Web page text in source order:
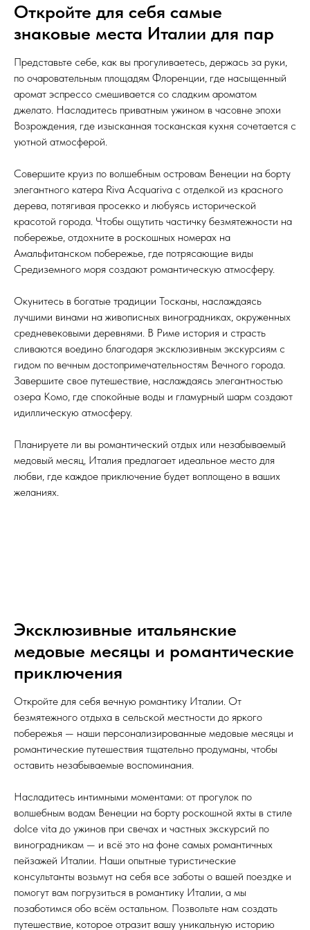
Откройте для себя самые
знаковые места Италии для пар
Представьте себе, как вы прогуливаетесь, держась за руки,
по очаровательным площадям Флоренции, где насыщенный
аромат эспрессо смешивается со сладким ароматом
джелато. Насладитесь приватным ужином в часовне эпохи
Возрождения, где изысканная тосканская кухня сочетается с
уютной атмосферой.
Совершите круиз по волшебным островам Венеции на борту
элегантного катера Riva Acquariva с отделкой из красного
дерева, потягивая просекко и любуясь исторической
красотой города. Чтобы ощутить частичку безмятежности на
побережье, отдохните в роскошных номерах на
Амальфитанском побережье, где потрясающие виды
Средиземного моря создают романтическую атмосферу.
Окунитесь в богатые традиции Тосканы, наслаждаясь
лучшими винами на живописных виноградниках, окруженных
средневековыми деревнями. В Риме история и страсть
сливаются воедино благодаря эксклюзивным экскурсиям с
гидом по вечным достопримечательностям Вечного города.
Завершите свое путешествие, наслаждаясь элегантностью
озера Комо, где спокойные воды и гламурный шарм создают
идиллическую атмосферу.
Планируете ли вы романтический отдых или незабываемый
медовый месяц, Италия предлагает идеальное место для
любви, где каждое приключение будет воплощено в ваших
желаниях.
Эксклюзивные итальянские
медовые месяцы и романтические
приключения
Откройте для себя вечную романтику Италии. От
безмятежного отдыха в сельской местности до яркого
побережья — наши персонализированные медовые месяцы и
романтические путешествия тщательно продуманы, чтобы
оставить незабываемые воспоминания.
Насладитесь интимными моментами: от прогулок по
волшебным водам Венеции на борту роскошной яхты в стиле
dolce vita до ужинов при свечах и частных экскурсий по
виноградникам — и всё это на фоне самых романтичных
пейзажей Италии. Наши опытные туристические
консультанты возьмут на себя все заботы о вашей поездке и
помогут вам погрузиться в романтику Италии, а мы
позаботимся обо всём остальном. Позвольте нам создать
путешествие, которое отразит вашу уникальную историю